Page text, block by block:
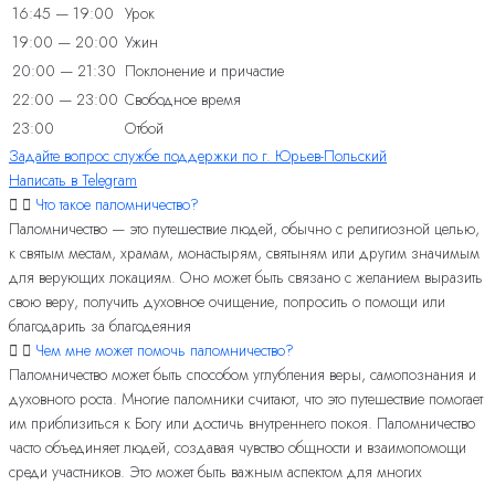
16:45 — 19:00 Урок
19:00 — 20:00 Ужин
20:00 — 21:30 Поклонение и причастие
22:00 — 23:00 Свободное время
23:00
Отбой
Задайте вопрос службе поддержки по г. Юрьев-Польский
Написать в Telegram
Что такое паломничество?
Паломничество — это путешествие людей, обычно с религиозной целью,
к святым местам, храмам, монастырям, святыням или другим значимым
для верующих локациям. Оно может быть связано с желанием выразить
свою веру, получить духовное очищение, попросить о помощи или
благодарить за благодеяния
Чем мне может помочь паломничество?
Паломничество может быть способом углубления веры, самопознания и
духовного роста. Многие паломники считают, что это путешествие помогает
им приблизиться к Богу или достичь внутреннего покоя. Паломничество
часто объединяет людей, создавая чувство общности и взаимопомощи
среди участников. Это может быть важным аспектом для многих